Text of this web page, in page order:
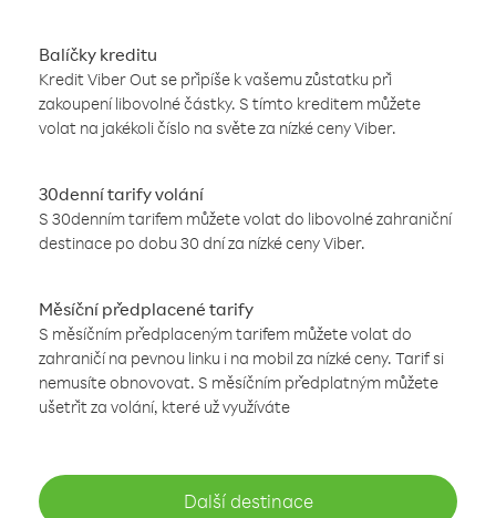
Balíčky kreditu
Kredit Viber Out se připíše k vašemu zůstatku při
zakoupení libovolné částky. S tímto kreditem můžete
volat na jakékoli číslo na světe za nízké ceny Viber.
30denní tarify volání
S 30denním tarifem můžete volat do libovolné zahraniční
destinace po dobu 30 dní za nízké ceny Viber.
Měsíční předplacené tarify
S měsíčním předplaceným tarifem můžete volat do
zahraničí na pevnou linku i na mobil za nízké ceny. Tarif si
nemusíte obnovovat. S měsíčním předplatným můžete
ušetřit za volání, které už využíváte
Další destinace